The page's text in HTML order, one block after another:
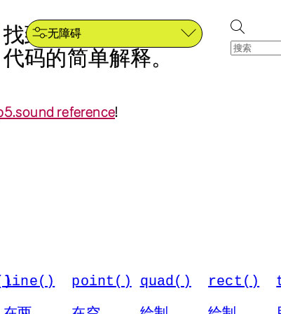
无障碍
找到每一段 p5.js
代码的简单解释。
reference!
line()
point()
quad()
rect()